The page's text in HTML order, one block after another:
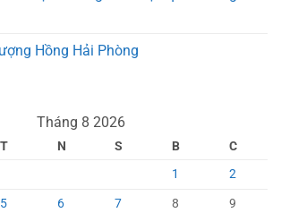
Hồng Hải Phòng
Tháng 8 2026
T N S B
C
1
2
5 6 7 8
9